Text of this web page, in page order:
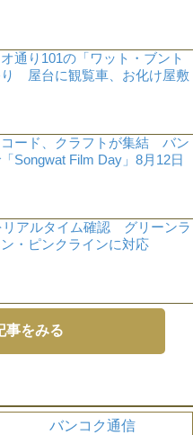
通り101の「ワット・ブント
屋台に観覧車、お化け屋敷
ード、クラフトが集結 バン
Songwat Film Day」8月12日
リアルタイム確認 グリーンラ
・ピンクラインに対応
事をみる
バンコク通信